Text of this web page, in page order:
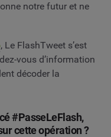
notre futur et ne
, Le FlashTweet s’est
vous d’information
décoder la
#PasseLeFlash,
cette opération ?